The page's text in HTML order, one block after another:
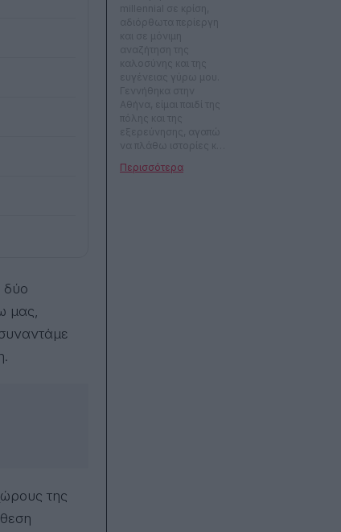
μας,
της
αλήθειες των